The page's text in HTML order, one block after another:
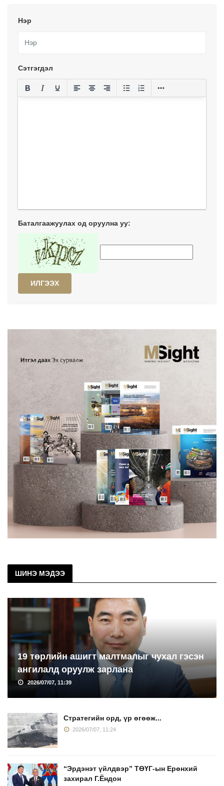
Нэр
Сэтгэгдэл
Баталгаажуулах од оруулна уу:
ИЛГЭЭХ
ШИНЭ МЭДЭЭ
19 төрлийн ашигт малтмалыг чухал гэсэн
ангилалд оруулж зарлана
2026/07/07, 11:39
Стратегийн орд, үр өгөөж...
2026/07/07, 11:24
“Эрдэнэт үйлдвэр” ТӨҮГ-ын Ерөнхий
захирал Г.Ёндон